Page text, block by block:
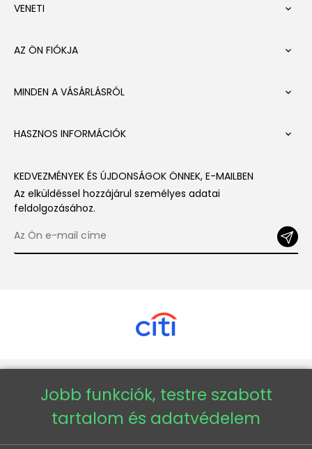
VENETI 
AZ ÖN FIÓKJA 
MINDEN A VÁSÁRLÁSRÓL 
HASZNOS INFORMÁCIÓK 
KEDVEZMÉNYEK ÉS ÚJDONSÁGOK ÖNNEK, E-MAILBEN
Az elküldéssel hozzájárul személyes adatai
feldolgozásához.
Copyright © 2026 - Veneti™
Veneti HU
Jobb funkciók, testre szabott
tartalom és adatvédelem